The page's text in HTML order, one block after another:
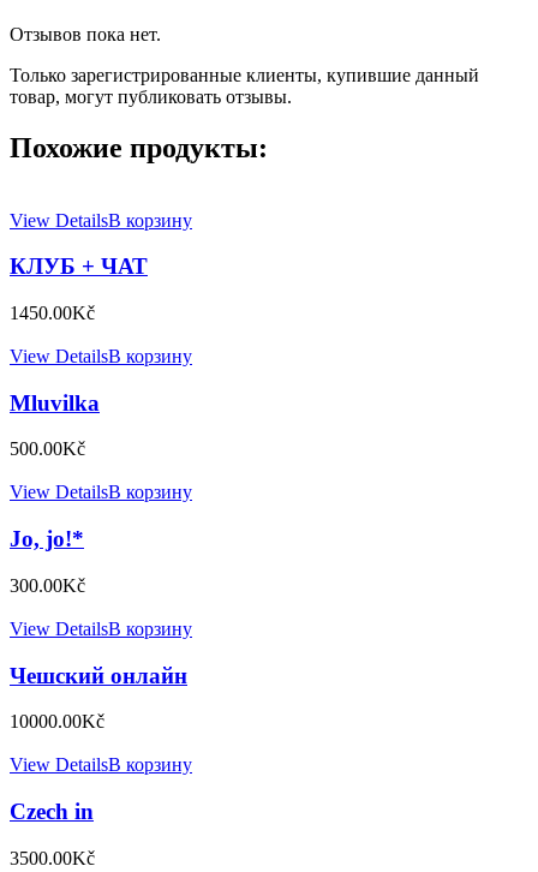
Отзывов пока нет.
Только зарегистрированные клиенты, купившие данный
товар, могут публиковать отзывы.
Похожие продукты:
View DetailsВ корзину
КЛУБ + ЧАТ
1450.00Kč
View DetailsВ корзину
Mluvilka
500.00Kč
View DetailsВ корзину
Jo, jo!*
300.00Kč
View DetailsВ корзину
Чешский онлайн
10000.00Kč
View DetailsВ корзину
Czech in
3500.00Kč